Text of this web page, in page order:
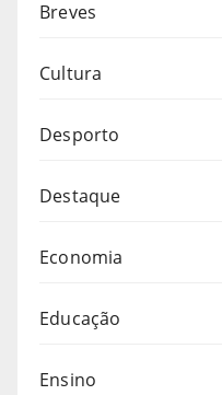
Breves
Cultura
Desporto
Destaque
Economia
Educação
Ensino